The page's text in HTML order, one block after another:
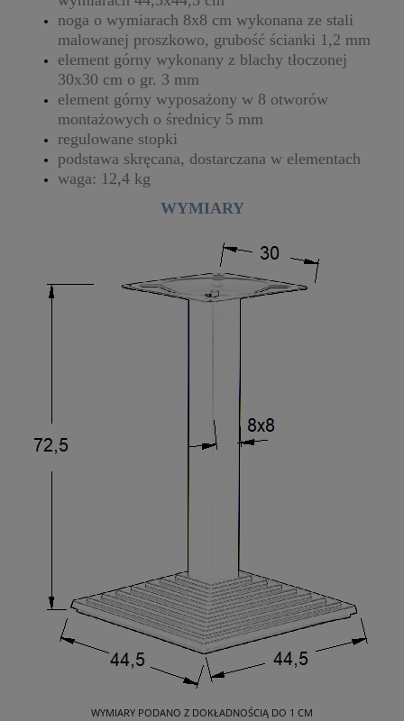
noga o wymiarach 8x8 cm wykonana ze stali
malowanej proszkowo, grubość ścianki 1,2 mm
element górny wykonany z blachy tłoczonej
30x30 cm o gr. 3 mm
element górny wyposażony w 8 otworów
montażowych o średnicy 5 mm
regulowane stopki
podstawa skręcana, dostarczana w elementach
waga: 12,4 kg
WYMIARY
WYMIARY PODANO Z DOKŁADNOŚCIĄ DO 1 CM